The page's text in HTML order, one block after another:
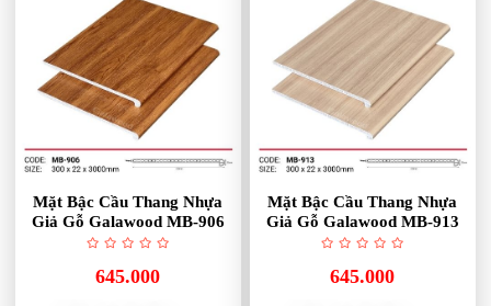
Mặt Bậc Cầu Thang Nhựa
Giả Gỗ Galawood MB-906
645.000
Mặt Bậc Cầu Thang Nhựa
Giả Gỗ Galawood MB-913
645.000